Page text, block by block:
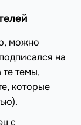
можно
на
темы,
которые
с